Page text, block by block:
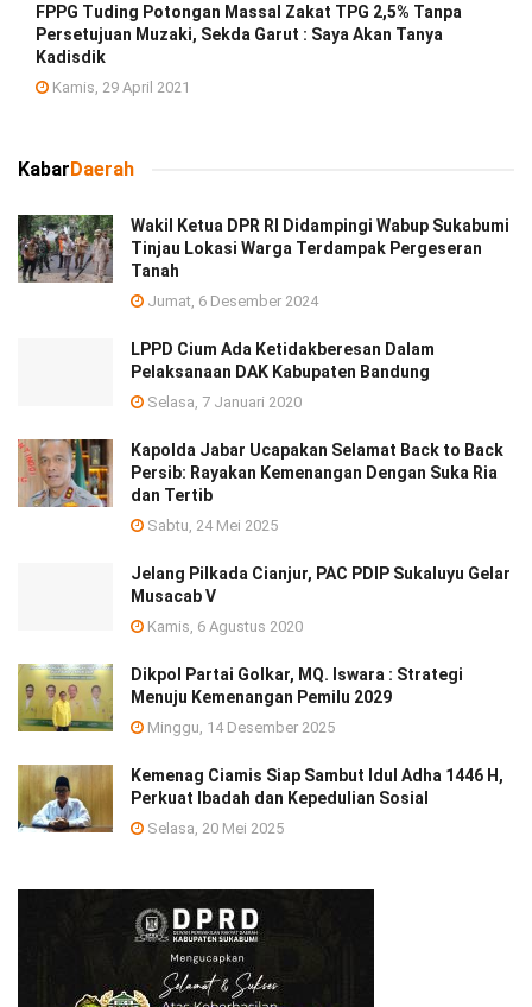
FPPG Tuding Potongan Massal Zakat TPG 2,5% Tanpa
Persetujuan Muzaki, Sekda Garut : Saya Akan Tanya
Kadisdik
Kamis, 29 April 2021
KabarDaerah
Wakil Ketua DPR RI Didampingi Wabup Sukabumi
Tinjau Lokasi Warga Terdampak Pergeseran
Tanah
Jumat, 6 Desember 2024
LPPD Cium Ada Ketidakberesan Dalam
Pelaksanaan DAK Kabupaten Bandung
Selasa, 7 Januari 2020
Kapolda Jabar Ucapakan Selamat Back to Back
Persib: Rayakan Kemenangan Dengan Suka Ria
dan Tertib
Sabtu, 24 Mei 2025
Jelang Pilkada Cianjur, PAC PDIP Sukaluyu Gelar
Musacab V
Kamis, 6 Agustus 2020
Dikpol Partai Golkar, MQ. Iswara : Strategi
Menuju Kemenangan Pemilu 2029
Minggu, 14 Desember 2025
Kemenag Ciamis Siap Sambut Idul Adha 1446 H,
Perkuat Ibadah dan Kepedulian Sosial
Selasa, 20 Mei 2025